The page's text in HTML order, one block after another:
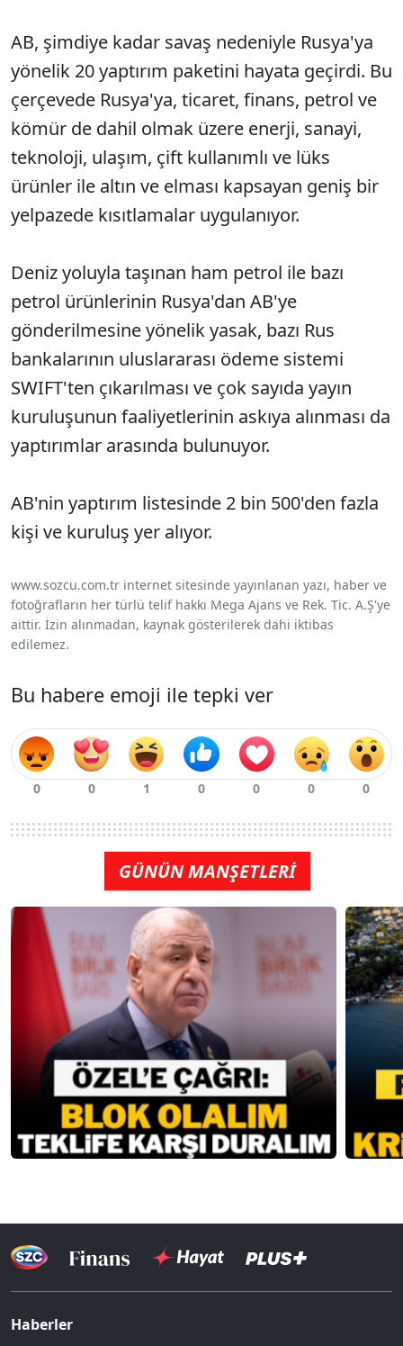
AB, şimdiye kadar savaş nedeniyle Rusya'ya
yönelik 20 yaptırım paketini hayata geçirdi. Bu
çerçevede Rusya'ya, ticaret, finans, petrol ve
kömür de dahil olmak üzere enerji, sanayi,
teknoloji, ulaşım, çift kullanımlı ve lüks
ürünler ile altın ve elması kapsayan geniş bir
yelpazede kısıtlamalar uygulanıyor.
Deniz yoluyla taşınan ham petrol ile bazı
petrol ürünlerinin Rusya'dan AB'ye
gönderilmesine yönelik yasak, bazı Rus
bankalarının uluslararası ödeme sistemi
SWIFT'ten çıkarılması ve çok sayıda yayın
kuruluşunun faaliyetlerinin askıya alınması da
yaptırımlar arasında bulunuyor.
AB'nin yaptırım listesinde 2 bin 500'den fazla
kişi ve kuruluş yer alıyor.
www.sozcu.com.tr internet sitesinde yayınlanan yazı, haber ve
fotoğrafların her türlü telif hakkı Mega Ajans ve Rek. Tic. A.Ş'ye
aittir. İzin alınmadan, kaynak gösterilerek dahi iktibas
edilemez.
Bu habere emoji ile tepki ver
GÜNÜN MANŞETLERİ
Haberler